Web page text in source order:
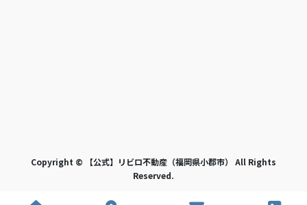
Copyright © 【公式】リビロ不動産（福岡県小郡市） All Rights
Reserved.